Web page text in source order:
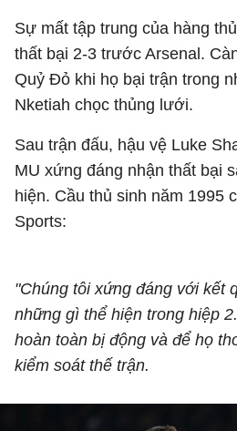
Sự mất tập trung của hàng
thất bại 2-3 trước Arsenal.
Quỷ Đỏ khi họ bại trận trong
Nketiah chọc thủng lưới.
Sau trận đấu, hậu vệ Luke
MU xứng đáng nhận thất bại
hiện. Cầu thủ sinh năm 1995
Sports:
"Chúng tôi xứng đáng với kết
những gì thể hiện trong hiệp
hoàn toàn bị động và để họ
kiểm soát thế trận.